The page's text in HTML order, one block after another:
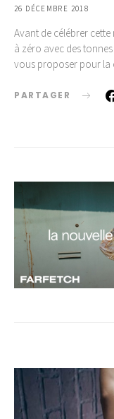
26 DÉCEMBRE 2018
Avant de célébrer
à zéro avec des
vous proposer pour la
PARTAGER